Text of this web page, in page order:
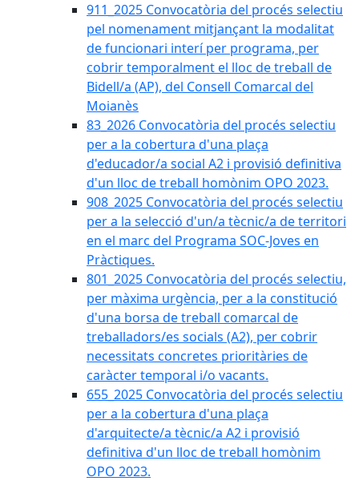
911_2025 Convocatòria del procés selectiu
pel nomenament mitjançant la modalitat
de funcionari interí per programa, per
cobrir temporalment el lloc de treball de
Bidell/a (AP), del Consell Comarcal del
Moianès
83_2026 Convocatòria del procés selectiu
per a la cobertura d'una plaça
d'educador/a social A2 i provisió definitiva
d'un lloc de treball homònim OPO 2023.
908_2025 Convocatòria del procés selectiu
per a la selecció d'un/a tècnic/a de territori
en el marc del Programa SOC-Joves en
Pràctiques.
801_2025 Convocatòria del procés selectiu,
per màxima urgència, per a la constitució
d'una borsa de treball comarcal de
treballadors/es socials (A2), per cobrir
necessitats concretes prioritàries de
caràcter temporal i/o vacants.
655_2025 Convocatòria del procés selectiu
per a la cobertura d'una plaça
d'arquitecte/a tècnic/a A2 i provisió
definitiva d'un lloc de treball homònim
OPO 2023.